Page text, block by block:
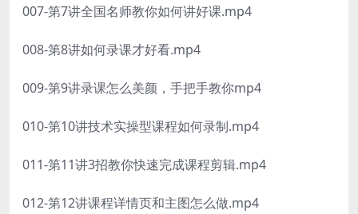
007-第7讲全国名师教你如何讲好课.mp4
008-第8讲如何录课才好看.mp4
009-第9讲录课怎么美颜，手把手教你mp4
010-第10讲技术实操型课程如何录制.mp4
011-第11讲3招教你快速完成课程剪辑.mp4
012-第12讲课程详情页和主图怎么做.mp4